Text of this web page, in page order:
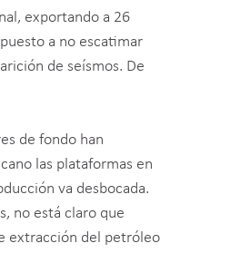
exportando a 26
a no escatimar
de seísmos. De
de fondo han
las plataformas en
va desbocada.
no está claro que
extracción del petróleo